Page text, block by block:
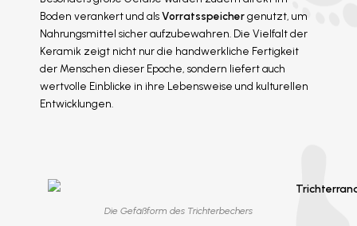
Boden verankert und alsVorratsspeichergenutzt, um
Nahrungsmittel sicher aufzubewahren. Die Vielfalt der
Keramik zeigt nicht nur die handwerkliche Fertigkeit
der Menschen dieser Epoche, sondern liefert auch
wertvolle Einblicke in ihre Lebensweise und kulturellen
Entwicklungen.
Die Gefäßform des Trichterbechers